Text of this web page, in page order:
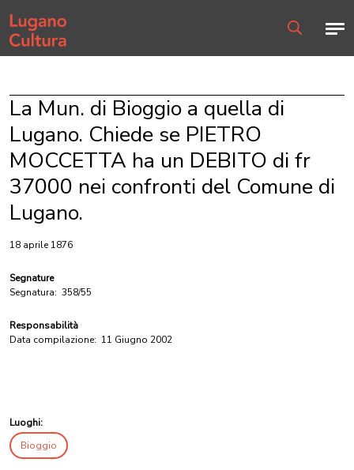
Home page
La Mun. di Bioggio a quella di
Lugano. Chiede se PIETRO
MOCCETTA ha un DEBITO di fr
37000 nei confronti del Comune di
Lugano.
18 aprile 1876
Segnature
Segnatura: 358/55
Responsabilità
Data compilazione: 11 Giugno 2002
Luoghi:
Bioggio